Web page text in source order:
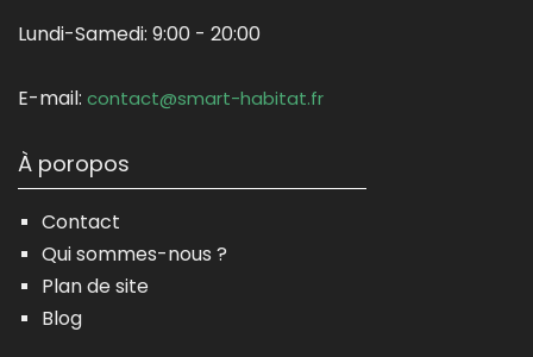
Lundi-Samedi: 9:00 - 20:00
E-mail: contact@smart-habitat.fr
À poropos
Contact
Qui sommes-nous ?
Plan de site
Blog